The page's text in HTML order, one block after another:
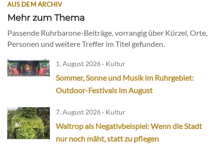
AUS DEM ARCHIV
Mehr zum Thema
Passende Ruhrbarone-Beiträge, vorrangig über Kürzel, Orte,
Personen und weitere Treffer im Titel gefunden.
1. August 2026 · Kultur
Sommer, Sonne und Musik im Ruhrgebiet:
Outdoor-Festivals im August
7. August 2026 · Kultur
Waltrop als Negativbeispiel: Wenn die Stadt
nur noch mäht, statt zu pflegen